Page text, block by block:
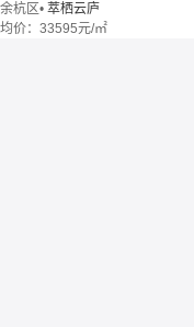
余杭区• 萃栖云庐
均价： 33595元/㎡